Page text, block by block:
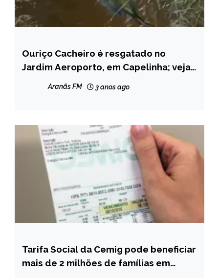
CAPELINHA
NOTÍCIAS
Ouriço Cacheiro é resgatado no
Jardim Aeroporto, em Capelinha; veja
Aranãs FM 3 anos ago
CAPELINHA
MINAS
Tarifa Social da Cemig pode beneficiar
mais de 2 milhões de famílias em